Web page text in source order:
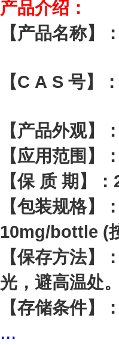
产品介绍：
【产品名称】
【C A S 号】
【产品外观】
【应用范围】
【保 质 期】
【包装规格】
10mg/bottle (
【保存方法】
光，避高温处。
【存储条件
...